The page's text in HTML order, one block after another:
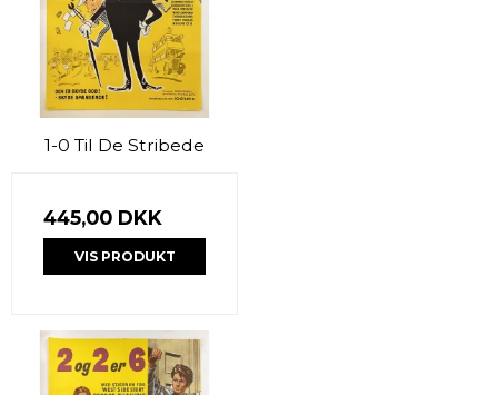
1-0 Til De Stribede
445,00 DKK
VIS PRODUKT